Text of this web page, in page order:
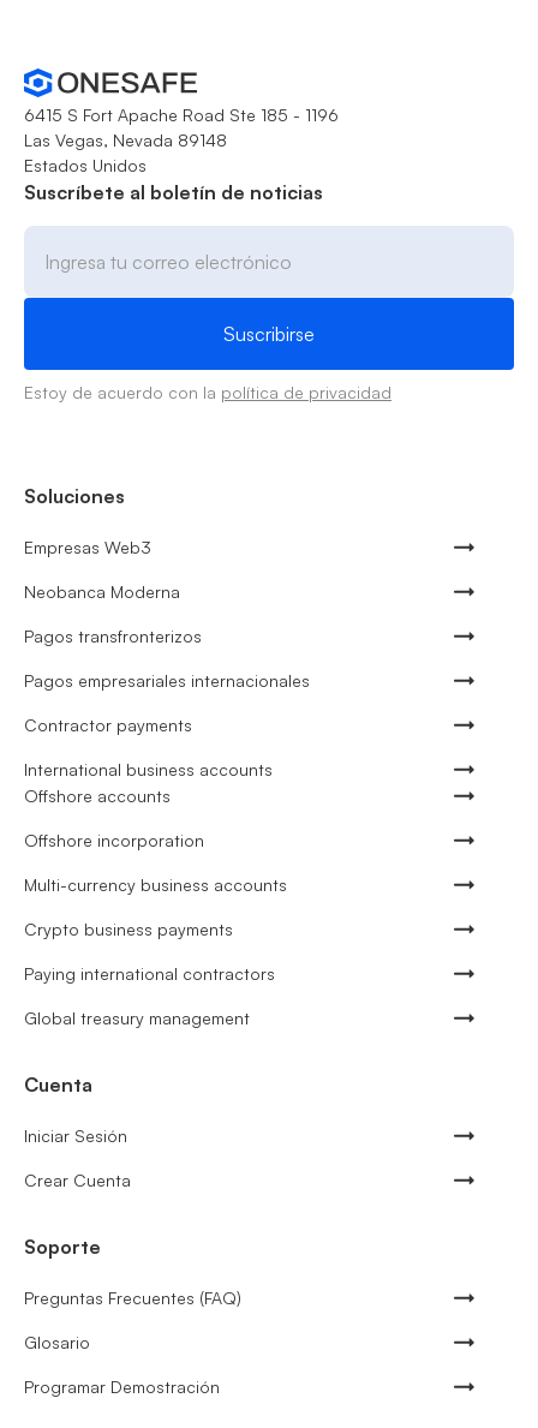
6415 S Fort Apache Road Ste 185 - 1196
Las Vegas, Nevada 89148
Estados Unidos
Suscríbete al boletín de noticias
Estoy de acuerdo con la política de privacidad
Soluciones
Empresas Web3
Neobanca Moderna
Pagos transfronterizos
Pagos empresariales internacionales
Contractor payments
International business accounts
Offshore accounts
Offshore incorporation
Multi-currency business accounts
Crypto business payments
Paying international contractors
Global treasury management
Cuenta
Iniciar Sesión
Crear Cuenta
Soporte
Preguntas Frecuentes (FAQ)
Glosario
Programar Demostración